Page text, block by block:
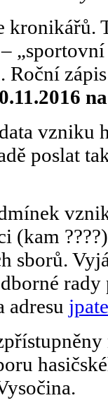
kronikářů.
„sportovní
vzniku
poslat
(kam
sborů.
adresu